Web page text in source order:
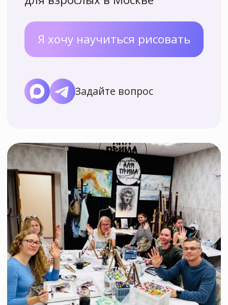
Уже 17 лет мы
учим рисовать
взрослых и детей
с нуля
Мы научили
рисовать более
7000 учеников
разного возраста!
Задайте вопрос